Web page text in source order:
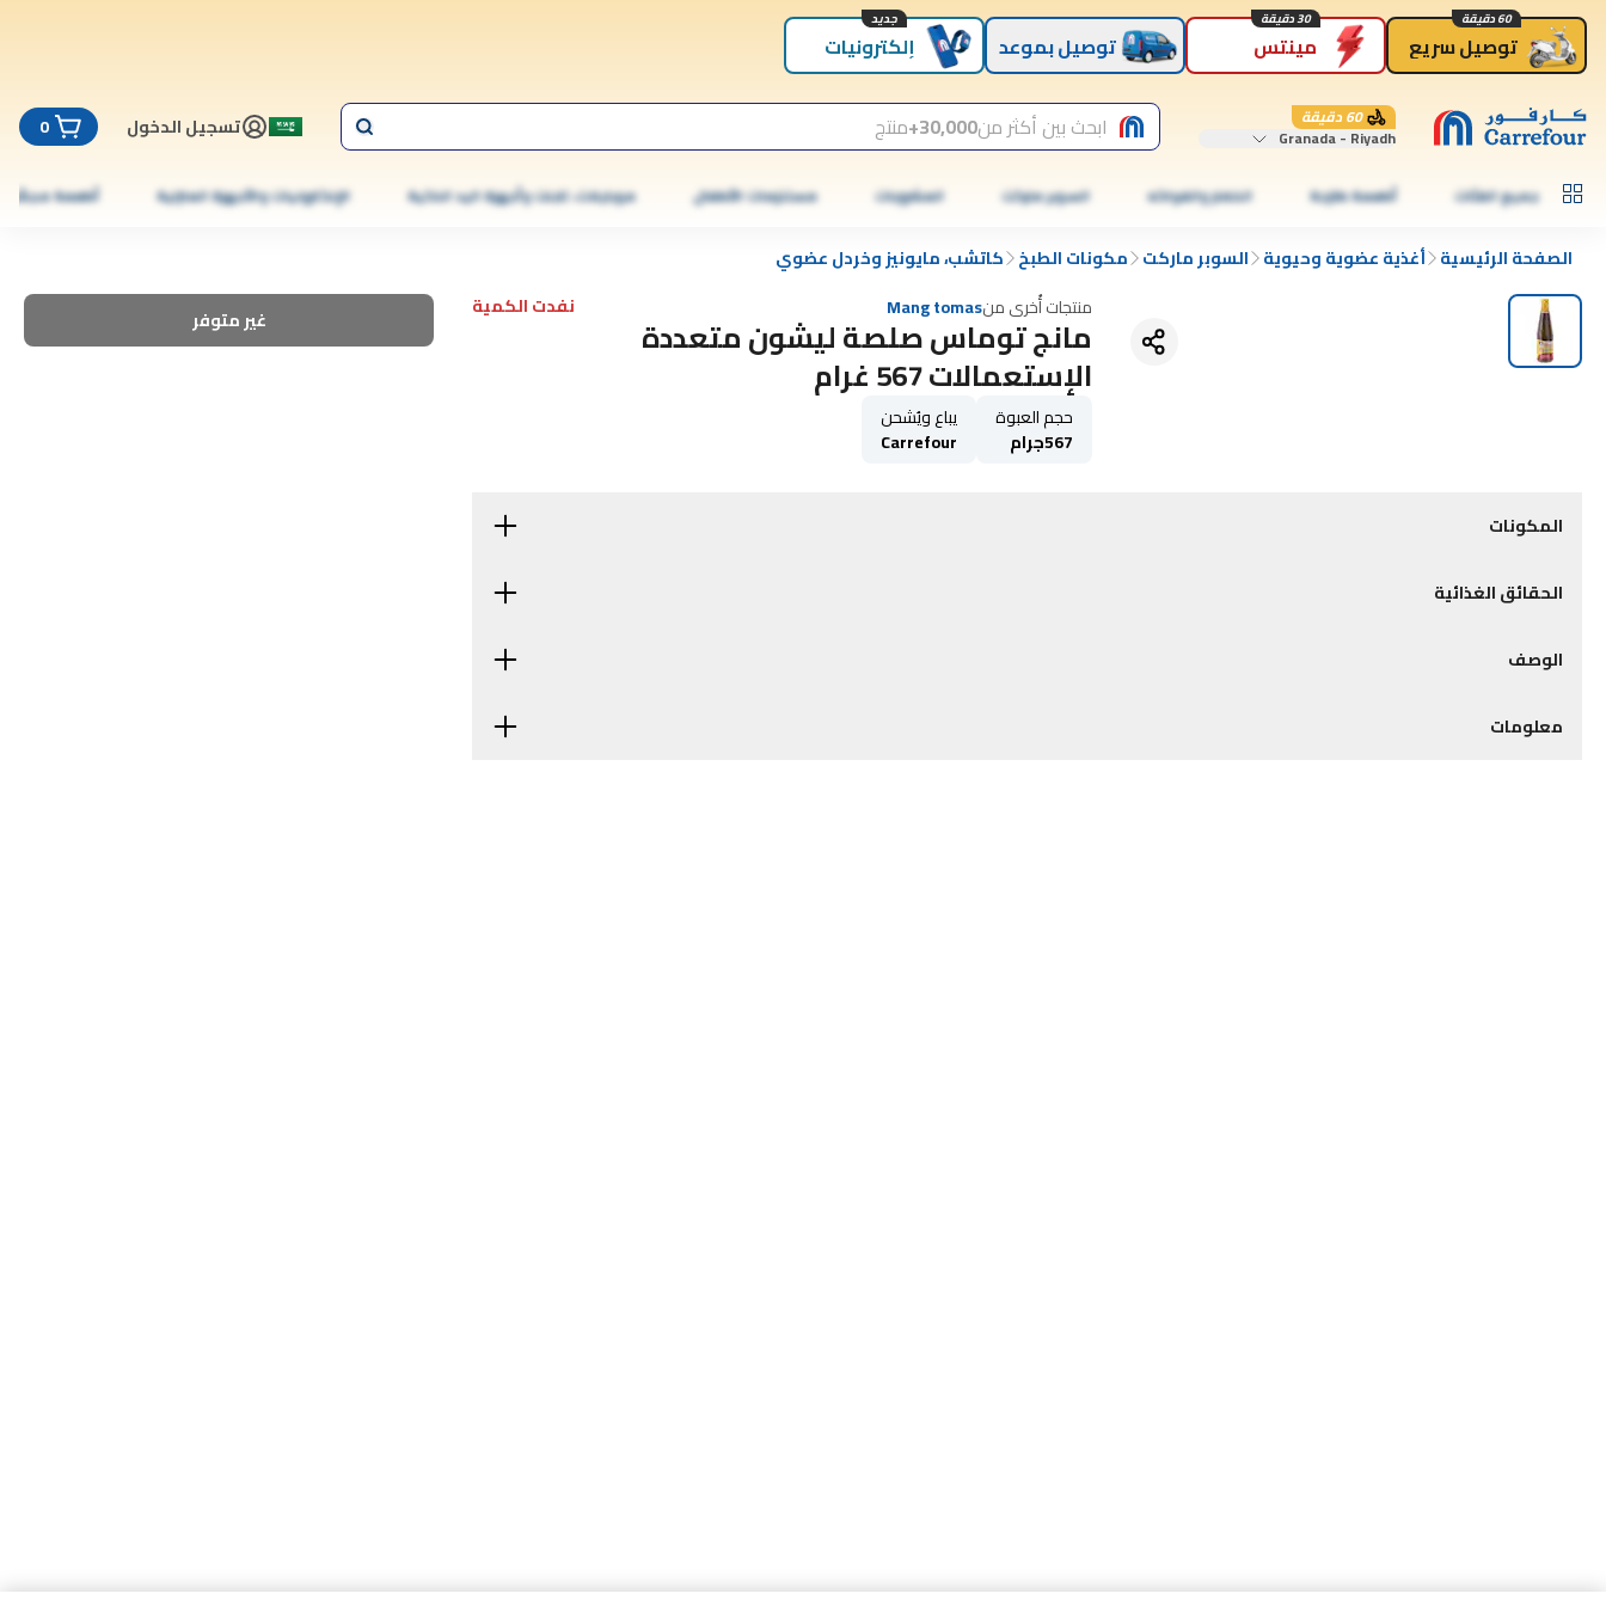
توصيل سريع
60 دقيقة
مينتس
30 دقيقة
توصيل بموعد إلكترونيات
جديد
60 دقيقة
Granada - Riyadh ابحث بين أكثر من30,000+ منتج تسجيل الدخول 0
جميع الفئات أطعمة طازجة الخضار والفواكه السوبر ماركت المشروبات مستلزمات الأطفال موبايلات، تابلت وأجهزة اليد الذكية الإلكترونيات والأجهزة المنزلية أطعمة مجمّدة
الصفحة الرئيسية أغذية عضوية وحيوية السوبر ماركت مكونات الطبخ كاتشب، مايونيز وخردل عضوي
منتجات أُخرى منMang tomas نفدت الكمية
مانج توماس صلصة ليشون متعددة
الإستعمالات 567 غرام
حجم العبوة
567جرام
يباع ويُشحن
Carrefour
غير متوفر
المكونات
الحقائق الغذائية
الوصف
معلومات